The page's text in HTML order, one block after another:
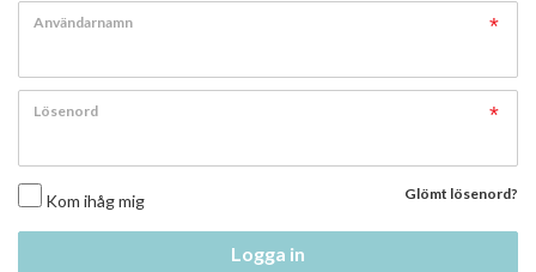
Användarnamn
Lösenord
Kom ihåg mig Glömt lösenord?
Logga in